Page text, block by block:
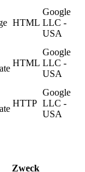
HTML
Google
LLC -
USA
HTML
Google
LLC -
USA
HTTP
Google
LLC -
USA
Zweck